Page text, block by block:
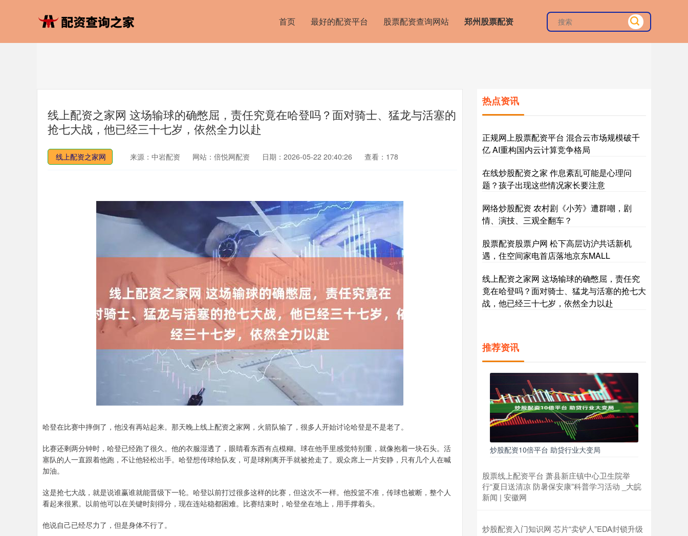
首页 最好的配资平台 股票配资查询网站 郑州股票配资
线上配资之家网 这场输球的确憋屈，责任究竟在哈登吗？面对骑士、猛龙与活塞的
抢七大战，他已经三十七岁，依然全力以赴
线上配资之家网 来源：中岩配资 网站：倍悦网配资 日期：2026-05-22 20:40:26 查看：178
哈登在比赛中摔倒了，他没有再站起来。那天晚上线上配资之家网，火箭队输了，很多人开始讨论哈登是不是老了。
比赛还剩两分钟时，哈登已经跑了很久。他的衣服湿透了，眼睛看东西有点模糊。球在他手里感觉特别重，就像抱着一块石头。活
塞队的人一直跟着他跑，不让他轻松出手。哈登想传球给队友，可是球刚离开手就被抢走了。观众席上一片安静，只有几个人在喊
加油。
这是抢七大战，就是说谁赢谁就能晋级下一轮。哈登以前打过很多这样的比赛，但这次不一样。他投篮不准，传球也被断，整个人
看起来很累。以前他可以在关键时刻得分，现在连站稳都困难。比赛结束时，哈登坐在地上，用手撑着头。
他说自己已经尽力了，但是身体不行了。
热点资讯
正规网上股票配资平台 混合云市场规模破千
亿 AI重构国内云计算竞争格局
在线炒股配资之家 作息紊乱可能是心理问
题？孩子出现这些情况家长要注意
网络炒股配资 农村剧《小芳》遭群嘲，剧
情、演技、三观全翻车？
股票配资股票户网 松下高层访沪共话新机
遇，住空间家电首店落地京东MALL
线上配资之家网 这场输球的确憋屈，责任究
竟在哈登吗？面对骑士、猛龙与活塞的抢七大
战，他已经三十七岁，依然全力以赴
推荐资讯
炒股配资10倍平台 助贷行业大变局
股票线上配资平台 萧县新庄镇中心卫生院举
行“夏日送清凉 防暑保安康”科普学习活动 _大皖
新闻 | 安徽网
炒股配资入门知识网 芯片“卖铲人”EDA封锁升级